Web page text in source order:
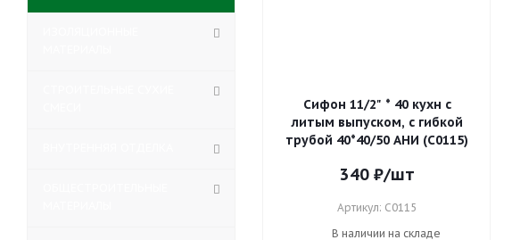
Сифон 11/2" * 40 кухн с
литым выпуском, с гибкой
трубой 40*40/50 АНИ (С0115)
340₽/шт
Артикул: С0115
В наличии на складе